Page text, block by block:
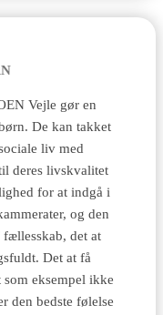
Vejle gør en
De kan takket
liv med
deres livskvalitet
for at indgå i
og den
det at
Det at få
eksempel ikke
den bedste følelse